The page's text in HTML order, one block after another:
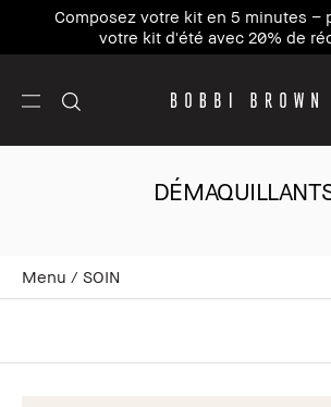
Composez votre kit en 5 minutes –
votre kit d'été avec 20% de
Menu SOIN